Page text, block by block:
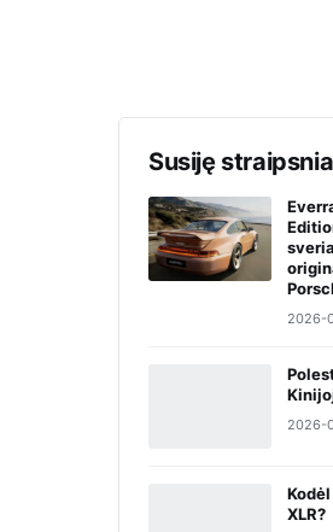
Susiję
2026-
2026-
XLR?